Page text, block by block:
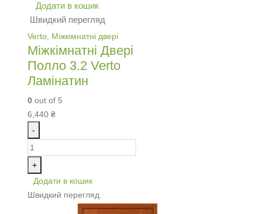
Додати в кошик
Швидкий перегляд
Verto Міжкімнатні двері
Міжкімнатні Двері
Полло 3.2 Verto
Ламінатин
0 out of 5
6,440 ₴
-
+
Додати в кошик
Швидкий перегляд